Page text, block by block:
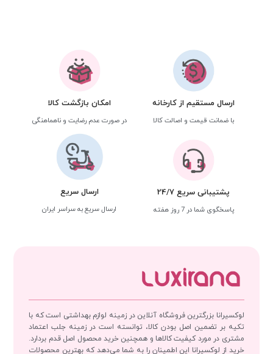
ارسال مستقیم از کارخانه
با ضمانت قیمت و اصالت کالا
امکان بازگشت کالا
در صورت عدم رضایت و ناهماهنگی
پشتیبانی سریع 24/7
پاسخگوی شما در 7 روز هفته
ارسال سریع
ارسال سریع به سراسر ایران
لوکسیرانا بزرگترین فروشگاه آنلاین در زمینه لوازم بهداشتی است که با
تکیه بر تضمین اصل بودن کالا، توانسته است در زمینه جلب اعتماد
مشتری در مورد کیفیت کالاها و همچنین خرید محصول اصل قدم بردارد.
خرید از لوکسیرانا این اطمینان را به شما می‌دهد که بهترین محصولات